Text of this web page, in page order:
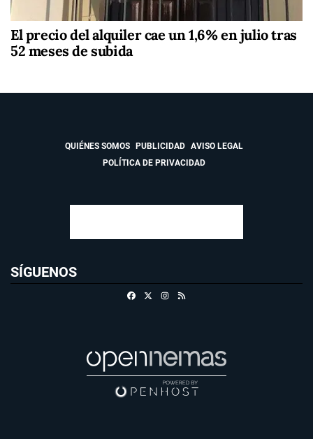
El precio del alquiler cae un 1,6% en julio tras
52 meses de subida
QUIÉNES SOMOS PUBLICIDAD
AVISO LEGAL
POLÍTICA DE PRIVACIDAD
SÍGUENOS
FacebookInstagram